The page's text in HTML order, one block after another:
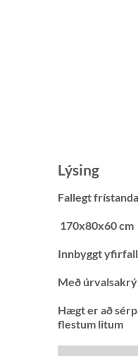
Lýsing
Fallegt
170x80x60 cm
Innbyggt yfirfall
Með
Hægt er að
flestum litum